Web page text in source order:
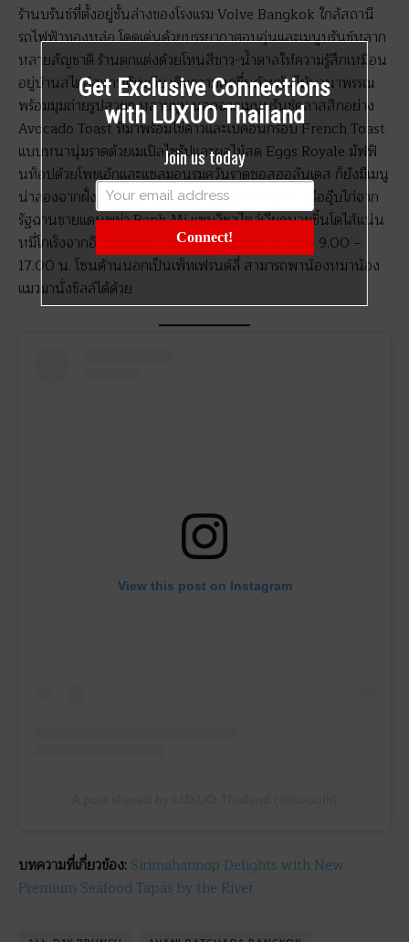
ร้านบรันช์ที่ตั้งอยู่ชั้นล่างของโรงแรม Volve Bangkok ใกล้สถานี
รถไฟฟ้าทองหล่อ โดดเด่นด้วยบรรยากาศอบอุ่นและเมนูบรันช์หลาก
หลายสัญชาติ ร้านตกแต่งด้วยโทนสีขาว-น้ำตาลให้ความรู้สึกเหมือน
อยู่บ้านสไตล์สแกนดิเนเวีย เติมความสดชื่นด้วยต้นไม้นานาพรรณ
พร้อมมุมถ่ายรูปสวยๆ หลายมุม นอกจากเมนูบรันช์คลาสสิกอย่าง
Avocado Toast ที่มาพร้อมไข่ดาวและเบคอนกรอบ French Toast
แบบหนานุ่มราดด้วยเมเปิลไซรัปและผลไม้สด Eggs Royale มัฟฟิ
นท็อปด้วยโพชเอ้กและแซลมอนรมควันราดซอสฮอลันเดส ก็ยังมีเมนู
น่าลองจากฝั่งเอเชียมากมาย อาทิ Chicken Oops! หรืออุ๊บไก่จาก
รัฐฉานชายแดนพม่า Banh Mi แซนวิชสไตล์เวียดนามชิ้นโตไส้แน่น
หมี่โกเร็งจากอินโดนีเซีย ร้านเปิดให้บริการทุกวัน ตั้งแต่ 9.00 –
17.00 น. โซนด้านนอกเป็นเพ็ทเฟรนด์ลี่ สามารถพาน้องหมาน้อง
แมวมานั่งชิลล์ได้ด้วย
View this post on Instagram
บทความที่เกี่ยวข้อง: Sirimahannop Delights with New
Premium Seafood Tapas by the River
Get Exclusive Connections
with LUXUO Thailand
Join us today
Connect!